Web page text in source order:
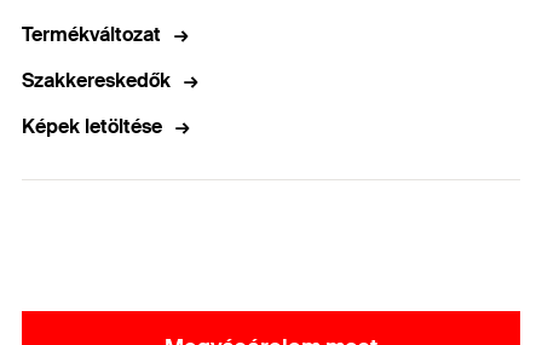
Termékváltozat
Szakkereskedők
Képek letöltése